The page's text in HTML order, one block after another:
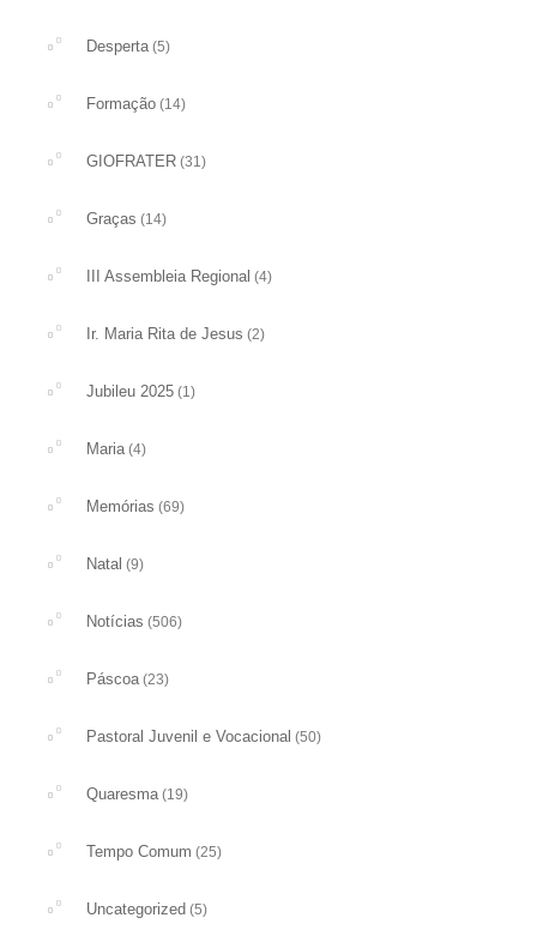
Desperta(5)
Formação (14)
GIOFRATER (31)
Graças (14)
III Assembleia Regional (4)
Ir. Maria Rita de Jesus (2)
Jubileu 2025 (1)
Maria(4)
Memórias (69)
Natal (9)
Notícias (506)
Páscoa(23)
Pastoral Juvenil e Vocacional (50)
Quaresma(19)
Tempo Comum (25)
Uncategorized (5)